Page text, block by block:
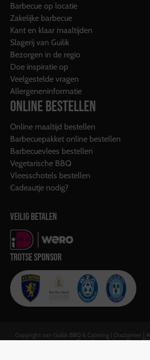
Barbecue op locatie
Zakelijke barbecue
Kant en klaar maaltijden
Slagerij van Guilik
Bezorgen in de regio
Doe inspiratie op
Veelgestelde vragen
Allergeneninformatie
ONLINE BESTELLEN
Online maaltijd bestellen
Barbecuepakket online bestellen
Barbecuevlees bestellen
Vegetarische BBQ
Vleesschotels bestellen
Cadeautje nodig?
VEILIG BETALEN
TROTSE SPONSOR
Copyright van Guilik BBQ & Catering | Disclaimer|
Gerealiseerd door:Team F&J